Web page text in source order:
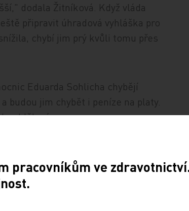
dodala Žitníková. Když vláda
připravit úhradová vyhláška pro
chybí jim prý kvůli tomu přes
Eduarda Sohlicha chybějí
budou jim chybět i peníze na platy.
oddělení.
pro Všeobecnou zdravotní
vyjednat úpravu smluv a navýšit
pracovníkům ve